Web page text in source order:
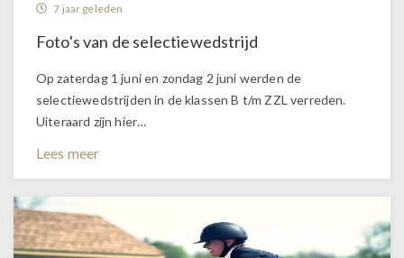
7 jaar geleden
Foto's van de selectiewedstrijd
Op zaterdag 1 juni en zondag 2 juni werden de
selectiewedstrijden in de klassen B t/m ZZL verreden.
Uiteraard zijn hier…
Lees meer